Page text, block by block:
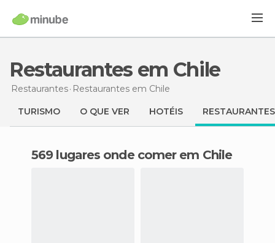
Restaurantes em Chile
Restaurantes Restaurantes em Chile
TURISMO O QUE VER HOTÉIS RESTAURANTES
569 lugares onde comer em Chile